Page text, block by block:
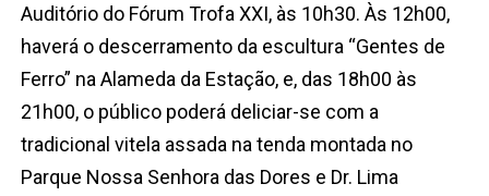
Auditório do Fórum Trofa XXI, às 10h30. Às 12h00,
haverá o descerramento da escultura “Gentes de
Ferro” na Alameda da Estação, e, das 18h00 às
21h00, o público poderá deliciar-se com a
tradicional vitela assada na tenda montada no
Parque Nossa Senhora das Dores e Dr. Lima